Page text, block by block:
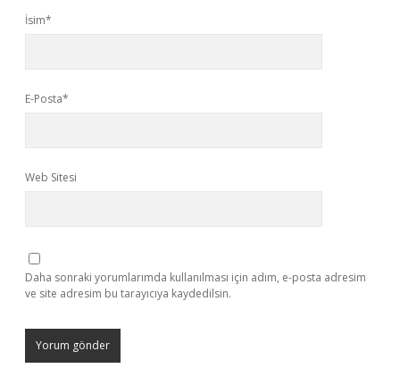
İsim*
E-Posta*
Web Sitesi
Daha sonraki yorumlarımda kullanılması için adım, e-posta adresim
ve site adresim bu tarayıcıya kaydedilsin.